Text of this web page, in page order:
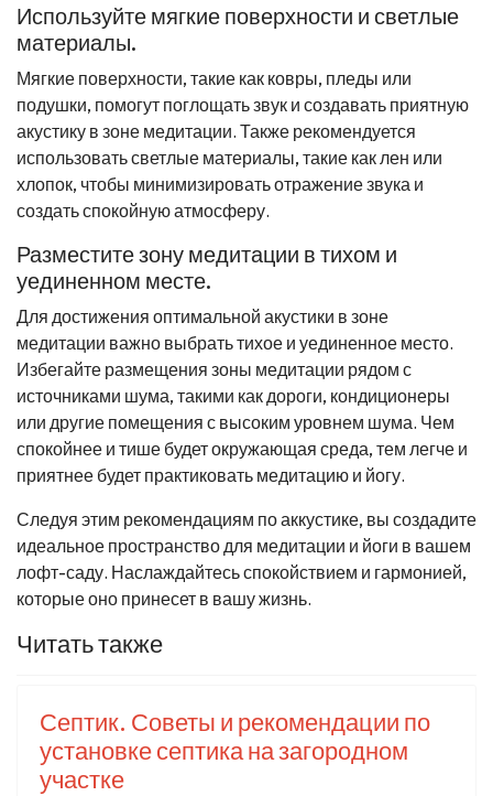
Используйте мягкие поверхности и светлые
материалы.
Мягкие поверхности, такие как ковры, пледы или
подушки, помогут поглощать звук и создавать приятную
акустику в зоне медитации. Также рекомендуется
использовать светлые материалы, такие как лен или
хлопок, чтобы минимизировать отражение звука и
создать спокойную атмосферу.
Разместите зону медитации в тихом и
уединенном месте.
Для достижения оптимальной акустики в зоне
медитации важно выбрать тихое и уединенное место.
Избегайте размещения зоны медитации рядом с
источниками шума, такими как дороги, кондиционеры
или другие помещения с высоким уровнем шума. Чем
спокойнее и тише будет окружающая среда, тем легче и
приятнее будет практиковать медитацию и йогу.
Следуя этим рекомендациям по аккустике, вы создадите
идеальное пространство для медитации и йоги в вашем
лофт-саду. Наслаждайтесь спокойствием и гармонией,
которые оно принесет в вашу жизнь.
Читать также
Септик. Советы и рекомендации по
установке септика на загородном
участке